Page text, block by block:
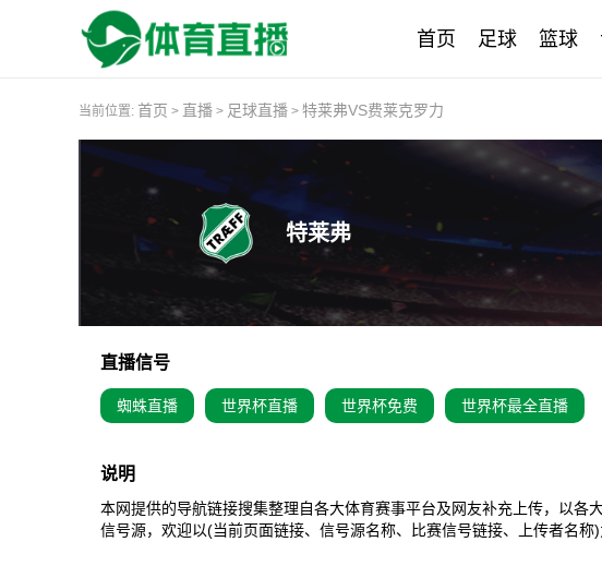
首页 足球 篮球
当前位置: 首页 > 直播 > 足球直播 > 特莱弗VS费莱克罗力
特莱弗
直播信号
蜘蛛直播 世界杯直播 世界杯免费 世界杯最全直播
说明
本网提供的导航链接搜集整理自各大体育赛事平台及网友补充上传，以
信号源，欢迎以(当前页面链接、信号源名称、比赛信号链接、上传者名